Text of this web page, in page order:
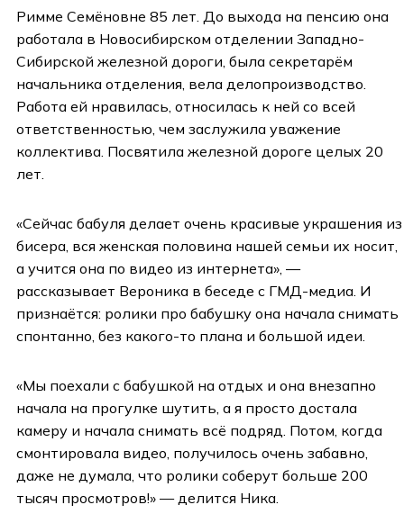
Римме Семёновне 85 лет. До выхода на пенсию она
работала в Новосибирском отделении Западно-
Сибирской железной дороги, была секретарём
начальника отделения, вела делопроизводство.
Работа ей нравилась, относилась к ней со всей
ответственностью, чем заслужила уважение
коллектива. Посвятила железной дороге целых 20
лет.
«Сейчас бабуля делает очень красивые украшения из
бисера, вся женская половина нашей семьи их носит,
а учится она по видео из интернета», —
рассказывает Вероника в беседе с ГМД-медиа. И
признаётся: ролики про бабушку она начала снимать
спонтанно, без какого-то плана и большой идеи.
«Мы поехали с бабушкой на отдых и она внезапно
начала на прогулке шутить, а я просто достала
камеру и начала снимать всё подряд. Потом, когда
смонтировала видео, получилось очень забавно,
даже не думала, что ролики соберут больше 200
тысяч просмотров!» — делится Ника.